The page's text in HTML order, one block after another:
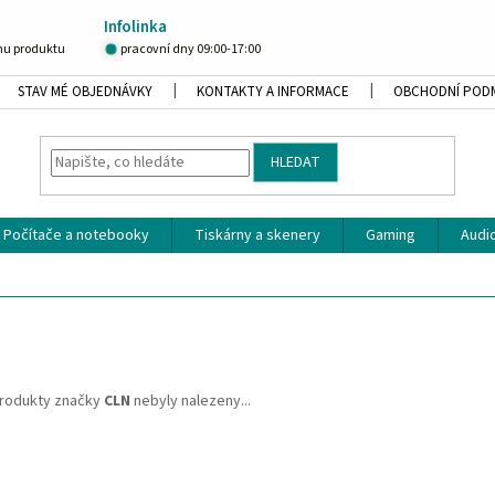
Infolinka
produktu pracovní dny 09:00-17:00
STAV MÉ OBJEDNÁVKY KONTAKTY A INFORMACE OBCHODNÍ
HLEDAT
Počítače a notebooky Tiskárny a skenery Gaming
značky CLN nebyly nalezeny...